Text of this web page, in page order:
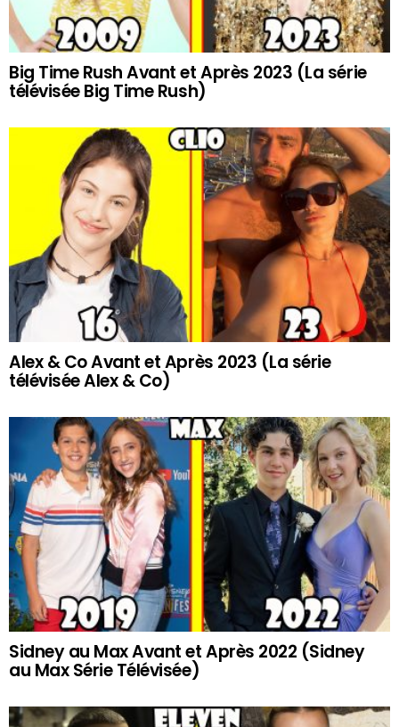
Big Time Rush Avant et Après 2023 (La série
télévisée Big Time Rush)
Alex & Co Avant et Après 2023 (La série
télévisée Alex & Co)
Sidney au Max Avant et Après 2022 (Sidney
au Max Série Télévisée)